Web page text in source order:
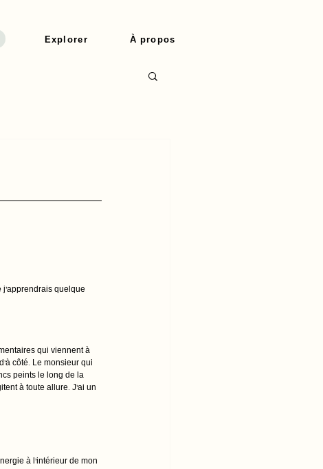
Explorer À propos
quelque
qui viennent à
côté. Le monsieur qui
peints le long de la
à toute allure. J’ai un
à l’intérieur de mon